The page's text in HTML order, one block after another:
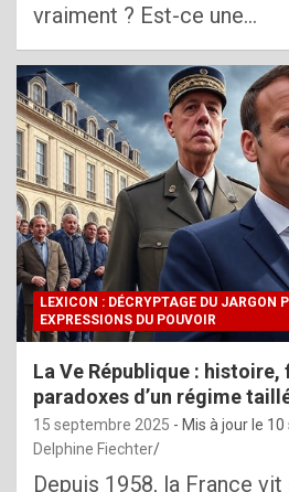
vraiment ? Est-ce une…
LEXICON : DÉCRYPTAGE DU JARGON
EXPRESSIONS DU POUVOIR
La Ve République :
paradoxes d’un régime
15 septembre 2025 - Mis à jour le 10
Delphine Fiechter
Depuis 1958, la France